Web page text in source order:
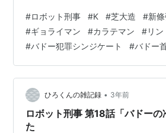
面です。そして場面変わると沖縄の
沢陽二郎)を含めた若者達が逃げると
に浮かんでいるボートに乗ろうとし
のサイボーグ工作員の銃撃を受け、
間のみ。しかも彼も銃撃を受けてい
作員「逃げなきゃ死なずに済ん…
#ロボット刑事 #K #芝大造 #新
#ギョライマン #カラテマン #リン
#バドー犯罪シンジケート #バドー
ひろくんの雑記録 • 3年前
ロボット刑事 第18話「バドー
た